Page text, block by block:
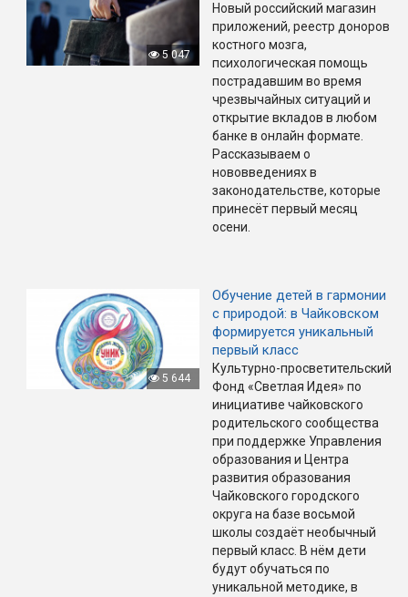
5 047
Новый российский магазин
приложений, реестр доноров
костного мозга,
психологическая помощь
пострадавшим во время
чрезвычайных ситуаций и
открытие вкладов в любом
банке в онлайн формате.
Рассказываем о
нововведениях в
законодательстве, которые
принесёт первый месяц
осени.
5 644
Обучение детей в гармонии
с природой: в Чайковском
формируется уникальный
первый класс
Культурно-просветительский
Фонд «Светлая Идея» по
инициативе чайковского
родительского сообщества
при поддержке Управления
образования и Центра
развития образования
Чайковского городского
округа на базе восьмой
школы создаёт необычный
первый класс. В нём дети
будут обучаться по
уникальной методике, в